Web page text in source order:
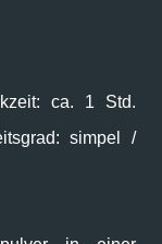
ca. 1 Std.
simpel /